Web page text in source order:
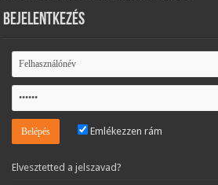
Bejelentkezés
Emlékezzen rám
Elvesztetted a jelszavad?